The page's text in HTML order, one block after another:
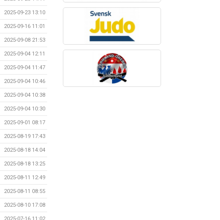
2025-09-23 13:10
2025-09-16 11:01
2025-09-08 21:53
2025-09-04 12:11
2025-09-04 11:47
2025-09-04 10:46
2025-09-04 10:38
2025-09-04 10:30
2025-09-01 08:17
2025-08-19 17:43
2025-08-18 14:04
2025-08-18 13:25
2025-08-11 12:49
2025-08-11 08:55
2025-08-10 17:08